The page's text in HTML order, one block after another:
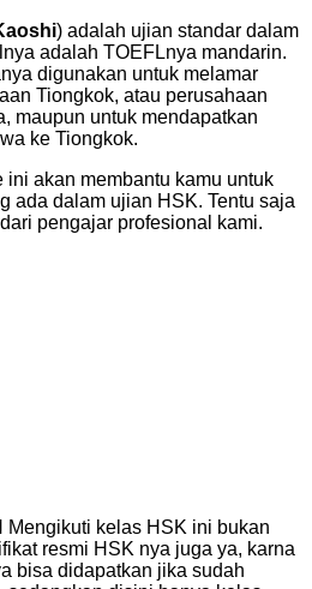
) adalah ujian standar dalam
adalah TOEFLnya mandarin.
digunakan untuk melamar
Tiongkok, atau perusahaan
maupun untuk mendapatkan
ke Tiongkok.
akan membantu kamu untuk
ada dalam ujian HSK. Tentu saja
pengajar profesional kami.
Mengikuti kelas HSK ini bukan
resmi HSK nya juga ya, karna
bisa didapatkan jika sudah